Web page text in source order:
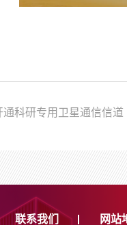
通科研专用卫星通信信道
联系我们 网站